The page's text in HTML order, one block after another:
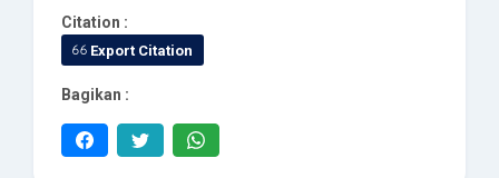
Citation :
Export Citation
Bagikan :